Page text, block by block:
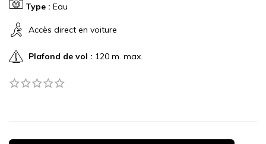
Type : Eau
Accès direct en voiture
Plafond de vol : 120 m. max.